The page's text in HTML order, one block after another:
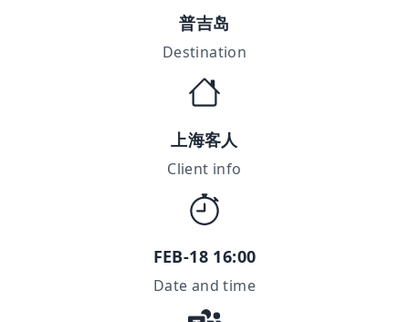
普吉岛
Destination
上海客人
Client info
FEB-18 16:00
Date and time